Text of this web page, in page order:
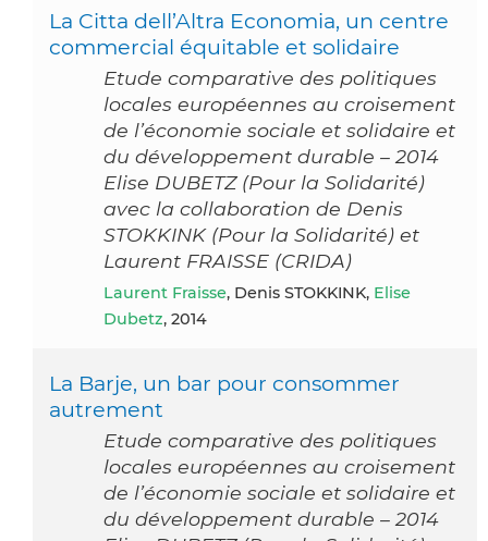
La Citta dell’Altra Economia, un centre
commercial équitable et solidaire
Etude comparative des politiques
locales européennes au croisement
de l’économie sociale et solidaire et
du développement durable – 2014
Elise DUBETZ (Pour la Solidarité)
avec la collaboration de Denis
STOKKINK (Pour la Solidarité) et
Laurent FRAISSE (CRIDA)
Laurent Fraisse, Denis STOKKINK, Elise
Dubetz, 2014
La Barje, un bar pour consommer
autrement
Etude comparative des politiques
locales européennes au croisement
de l’économie sociale et solidaire et
du développement durable – 2014